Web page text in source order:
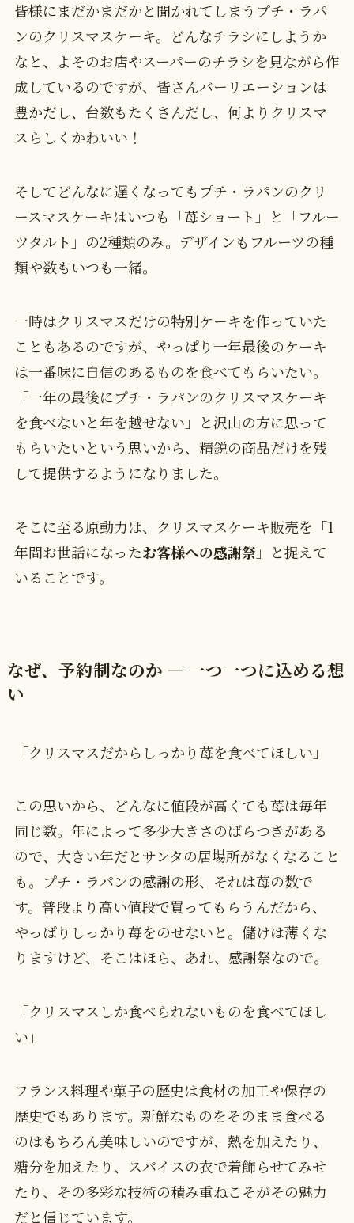
皆様にまだかまだかと聞かれてしまうプチ・ラパ
ンのクリスマスケーキ。どんなチラシにしようか
なと、よそのお店やスーパーのチラシを見ながら作
成しているのですが、皆さんバーリエーションは
豊かだし、台数もたくさんだし、何よりクリスマ
スらしくかわいい！
そしてどんなに遅くなってもプチ・ラパンのクリ
ースマスケーキはいつも「苺ショート」と「フルー
ツタルト」の2種類のみ。デザインもフルーツの種
類や数もいつも一緒。
一時はクリスマスだけの特別ケーキを作っていた
こともあるのですが、やっぱり一年最後のケーキ
は一番味に自信のあるものを食べてもらいたい。
「一年の最後にプチ・ラパンのクリスマスケーキ
を食べないと年を越せない」と沢山の方に思って
もらいたいという思いから、精鋭の商品だけを残
して提供するようになりました。
そこに至る原動力は、クリスマスケーキ販売を「1
年間お世話になったお客様への感謝祭」と捉えて
いることです。
なぜ、予約制なのか ― 一つ一つに込める想
い
「クリスマスだからしっかり苺を食べてほしい」
この思いから、どんなに値段が高くても苺は毎年
同じ数。年によって多少大きさのばらつきがある
ので、大きい年だとサンタの居場所がなくなること
も。プチ・ラパンの感謝の形、それは苺の数で
す。普段より高い値段で買ってもらうんだから、
やっぱりしっかり苺をのせないと。儲けは薄くな
りますけど、そこはほら、あれ、感謝祭なので。
「クリスマスしか食べられないものを食べてほし
い」
フランス料理や菓子の歴史は食材の加工や保存の
歴史でもあります。新鮮なものをそのまま食べる
のはもちろん美味しいのですが、熱を加えたり、
糖分を加えたり、スパイスの衣で着飾らせてみせ
たり、その多彩な技術の積み重ねこそがその魅力
だと信じています。